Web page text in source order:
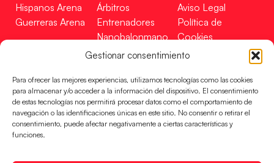
Gestionar consentimiento
Para ofrecer las mejores experiencias, utilizamos tecnologías como las cookies
para almacenar y/o acceder a la información del dispositivo. El consentimiento
de estas tecnologías nos permitirá procesar datos como el comportamiento de
navegación o las identificaciones únicas en este sitio. No consentir o retirar el
consentimiento, puede afectar negativamente a ciertas características y
funciones.
Hispanos Arena
Guerreras Arena
Árbitros
Entrenadores
Nanobalonmano
Tienda
Aviso Legal
Política de
Cookies
Mapa Web
Incidencias
CONTACTO
EN
FINANCIADO